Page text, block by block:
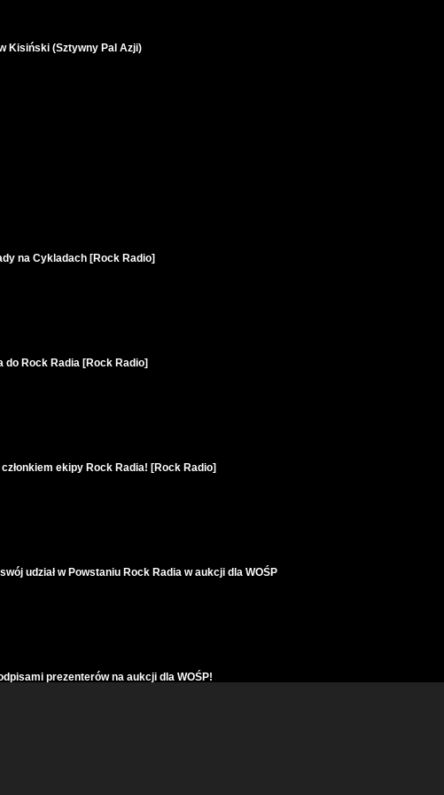
Kisiński (Sztywny Pal Azji)
na Cykladach [Rock Radio]
do Rock Radia [Rock Radio]
ekipy Rock Radia! [Rock Radio]
udział w Powstaniu Rock Radia w aukcji dla WOŚP
prezenterów na aukcji dla WOŚP!